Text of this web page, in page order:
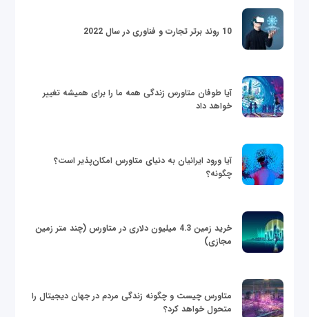
10 روند برتر تجارت و فناوری در سال 2022
آیا طوفان متاورس زندگی همه ما را برای همیشه تغییر
خواهد داد
آیا ورود ایرانیان به دنیای متاورس امکان‌پذیر است؟
چگونه؟
خرید زمین 4.3 میلیون دلاری در متاورس (چند متر زمین
مجازی)
متاورس چیست و چگونه زندگی مردم در جهان دیجیتال را
متحول خواهد کرد؟